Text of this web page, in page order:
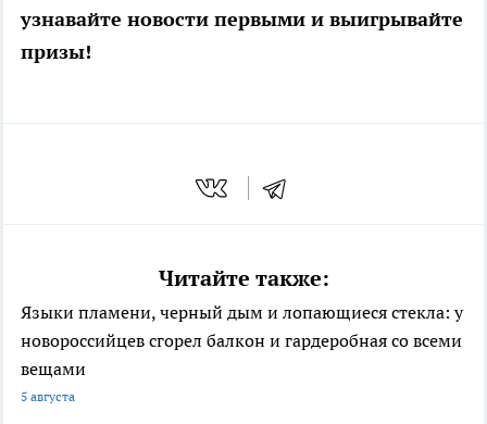
узнавайте новости первыми и выигрывайте
призы!
Читайте также:
Языки пламени, черный дым и лопающиеся стекла: у
новороссийцев сгорел балкон и гардеробная со всеми
вещами
5 августа